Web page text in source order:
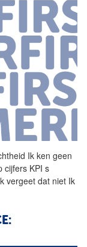
Ik ken geen
cijfers KPI s
vergeet dat niet Ik